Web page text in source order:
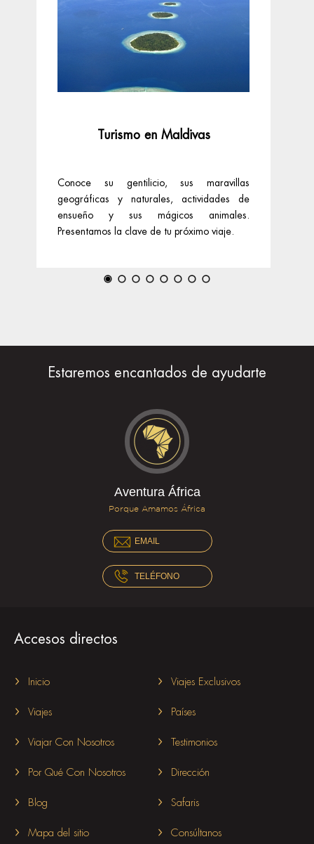
Turismo en Maldivas
Conoce su gentilicio, sus maravillas
geográficas y naturales, actividades de
ensueño y sus mágicos animales.
Presentamos la clave de tu próximo viaje.
Estaremos encantados de ayudarte
Aventura África
Porque Amamos África
EMAIL
TELÉFONO
Accesos directos
Inicio Viajes Exclusivos
Viajes Países
Viajar Con Nosotros Testimonios
Por Qué Con Nosotros Dirección
Blog Safaris
Mapa del sitio Consúltanos